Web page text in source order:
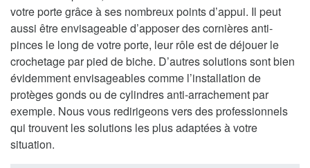
votre porte grâce à ses nombreux points d’appui. Il peut
aussi être envisageable d’apposer des cornières anti-
pinces le long de votre porte, leur rôle est de déjouer le
crochetage par pied de biche. D’autres solutions sont bien
évidemment envisageables comme l’installation de
protèges gonds ou de cylindres anti-arrachement par
exemple. Nous vous redirigeons vers des professionnels
qui trouvent les solutions les plus adaptées à votre
situation.